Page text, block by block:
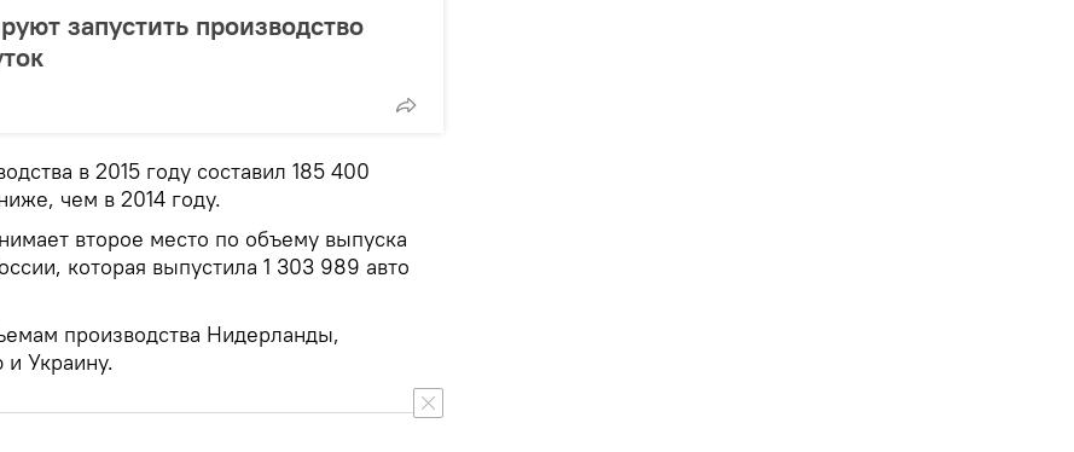
запустить производство
в 2015 году составил 185 400
чем в 2014 году.
второе место по объему выпуска
которая выпустила 1 303 989 авто
производства Нидерланды,
Украину.